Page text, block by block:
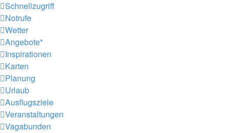
Schnellzugriff
Notrufe
Wetter
Angebote*
Inspirationen
Karten
Planung
Urlaub
Ausflugsziele
Veranstaltungen
Vagabunden